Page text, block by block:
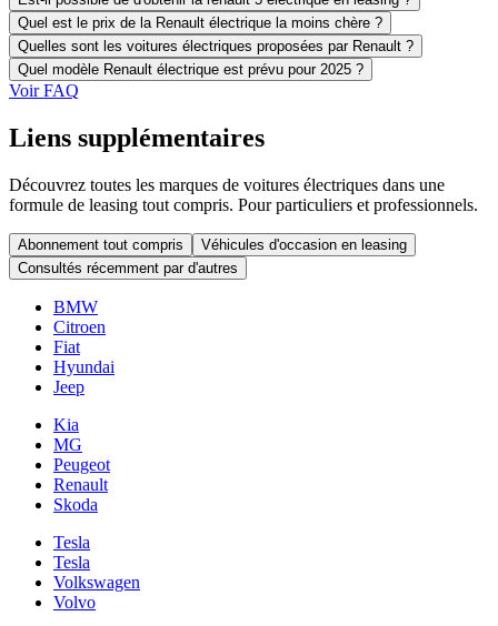
Quel est le prix de la Renault électrique la moins chère ?
Quelles sont les voitures électriques proposées par Renault ?
Quel modèle Renault électrique est prévu pour 2025 ?
Voir FAQ
Liens supplémentaires
Découvrez toutes les marques de voitures électriques dans une
formule de leasing tout compris. Pour particuliers et professionnels.
Abonnement tout compris
Véhicules d'occasion en leasing
Consultés récemment par d'autres
BMW
Citroen
Fiat
Hyundai
Jeep
Kia
MG
Peugeot
Renault
Skoda
Tesla
Tesla
Volkswagen
Volvo